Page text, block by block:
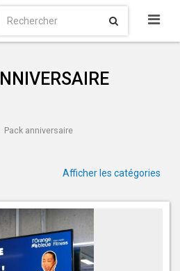
Pack anniversaire
Afficher les catégories